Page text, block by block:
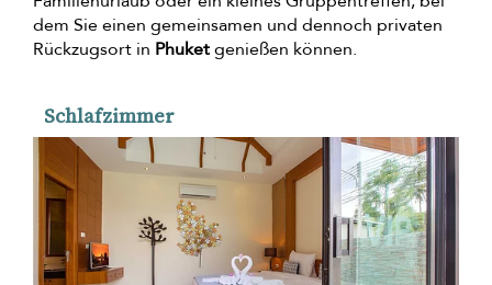
dem Sie einen gemeinsamen und dennoch privaten
Rückzugsort in Phuketgenießen können.
Schlafzimmer